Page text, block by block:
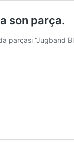
son parça.
parçası “Jugband